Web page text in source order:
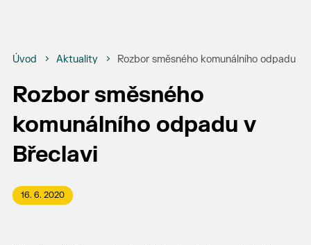
Úvod Aktuality Rozbor směsného komunálního odpadu v
Rozbor směsného
komunálního odpadu v
Břeclavi
16. 6. 2020